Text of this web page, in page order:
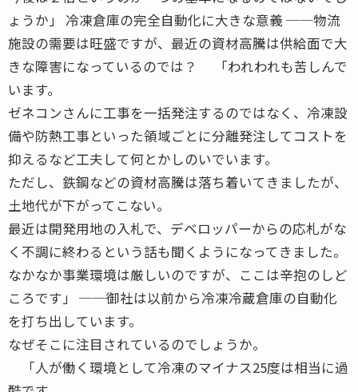
ょうか」 冷凍倉庫の完全自動化に大きな意義 ──物流
施設の需要は旺盛ですが、最近の資材高騰は供給面で大
きな障害になっているのでは？ 「われわれも苦しんで
います。
ゼネコンさんに工事を一括発注するのではなく、冷凍設
備や防熱工事といった領域ごとに分離発注してコストを
抑えるなど工夫して何とかしのいでいます。
ただし、鉄鋼などの資材高騰は落ち着いてきましたが、
土地代が下がってこない。
最近は開発用地の入札で、デベロッパーからの応札がな
く不調に終わるという話も聞くようになってきました。
なかなか事業環境は厳しいのですが、ここは辛抱のしど
ころです」 ──御社は以前から冷凍冷蔵倉庫の自動化
を打ち出しています。
なぜそこに注目されているのでしょうか。
「人が働く環境として冷凍のマイナス25度は相当に過